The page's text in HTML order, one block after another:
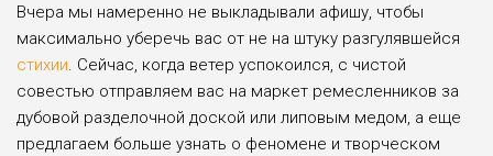
Вчера мы намеренно не выкладывали афишу, чтобы
максимально уберечь вас от не на штуку разгулявшейся
стихии. Сейчас, когда ветер успокоился, с чистой
совестью отправляем вас на маркет ремесленников за
дубовой разделочной доской или липовым медом, а еще
предлагаем больше узнать о феномене и творческом